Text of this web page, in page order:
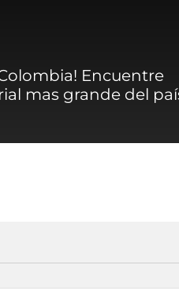
Encuentre
mas grande del